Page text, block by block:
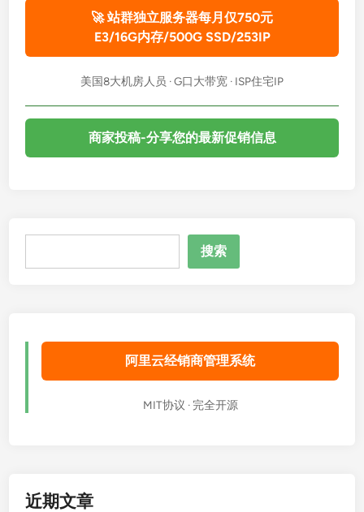
🚀 站群独立服务器每月仅750元
E3/16G内存/500G SSD/253IP
美国8大机房人员 · G口大带宽 · ISP住宅IP
商家投稿-分享您的最新促销信息
搜索
阿里云经销商管理系统
MIT协议 · 完全开源
近期文章